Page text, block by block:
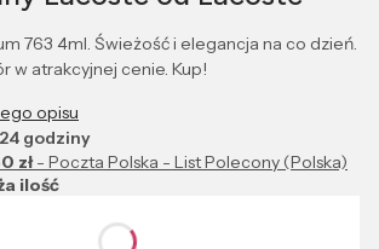
763 4ml. Świeżość i elegancja na co dzień.
w atrakcyjnej cenie. Kup!
opisu
24 godziny
zł- Poczta Polska - List Polecony (Polska)
ilość